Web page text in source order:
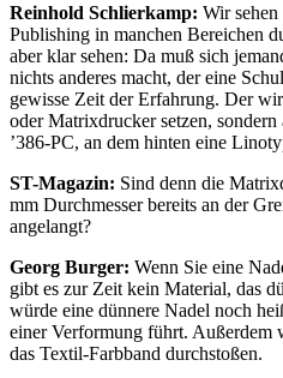
Reinhold Schlierkamp: Wir
Publishing in manchen Bereichen
aber klar sehen: Da muß sich
nichts anderes macht, der eine
gewisse Zeit der Erfahrung. Der
oder Matrixdrucker setzen,
’386-PC, an dem hinten eine
ST-Magazin: Sind denn die
mm Durchmesser bereits an der
angelangt?
Georg Burger: Wenn Sie eine
gibt es zur Zeit kein Material, das
würde eine dünnere Nadel noch
einer Verformung führt. Außerdem
das Textil-Farbband durchstoßen.